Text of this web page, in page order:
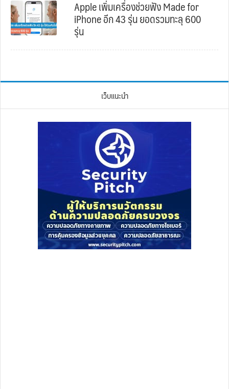
Apple เพิ่มเครื่องช่วยฟัง Made for
iPhone อีก 43 รุ่น ยอดรวมทะลุ 600
รุ่น
เว็บแนะนำ